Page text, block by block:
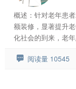
概述：针对老年患
额装修，显著提升
化社会的到来，老
阅读量 10545